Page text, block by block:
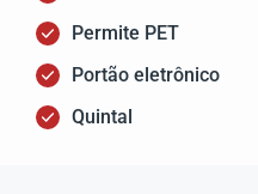
Permite PET
Portão eletrônico
Quintal